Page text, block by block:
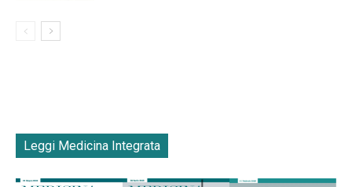
Leggi Medicina Integrata